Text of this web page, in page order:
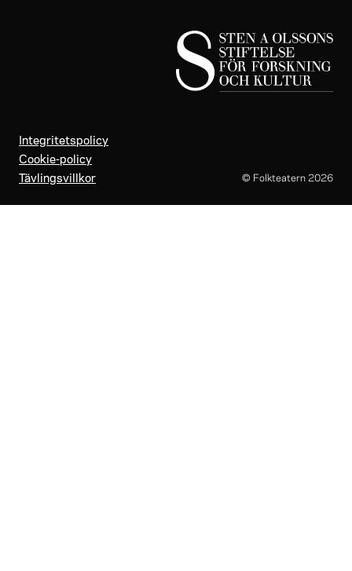
Integritetspolicy
Cookie-policy
Tävlingsvillkor
© Folkteatern 2026